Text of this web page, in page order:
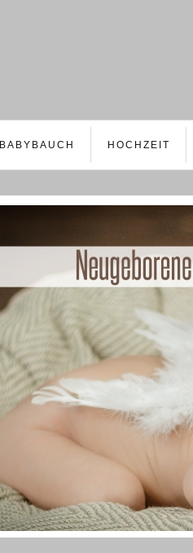
BABYBAUCH HOCHZEIT